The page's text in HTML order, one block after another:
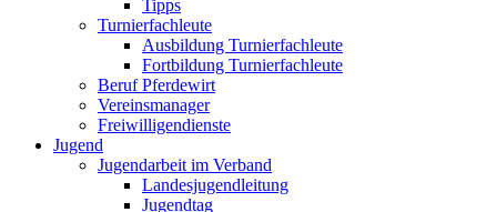
Tipps
Turnierfachleute
Ausbildung Turnierfachleute
Fortbildung Turnierfachleute
Beruf Pferdewirt
Vereinsmanager
Freiwilligendienste
Jugend
Jugendarbeit im Verband
Landesjugendleitung
Jugendtag